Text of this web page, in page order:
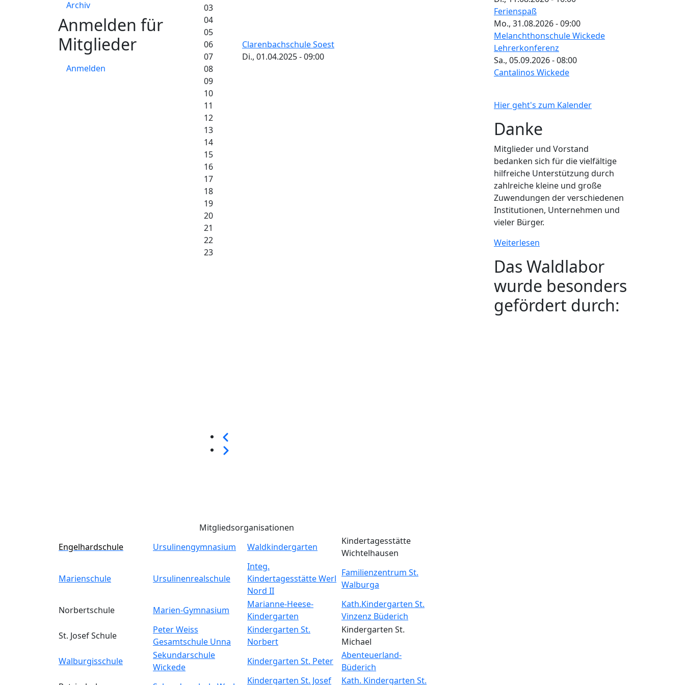
03
04
05
06
07
08
09
10
11
12
13
14
15
16
17
18
19
20
21
22
23
Clarenbachschule Soest
Di., 01.04.2025 - 09:00
Seitennummerierung
Weiter
Archiv
Anmelden für
Mitglieder
Anmelden
Ferienspaß
Mo., 31.08.2026 - 09:00
Melanchthonschule Wickede
Lehrerkonferenz
Sa., 05.09.2026 - 08:00
Cantalinos Wickede
Hier geht's zum Kalender
Danke
Mitglieder und Vorstand
bedanken sich für die vielfältige
hilfreiche Unterstützung durch
zahlreiche kleine und große
Zuwendungen der verschiedenen
Institutionen, Unternehmen und
vieler Bürger.
Weiterlesen
Das Waldlabor
wurde besonders
gefördert durch:
Mitgliedsorganisationen
Engelhardschule
Ursulinengymnasium Waldkindergarten
Kindertagesstätte
Wichtelhausen
Marienschule Ursulinenrealschule
Integ.
Kindertagesstätte Werl
Nord II
Familienzentrum St.
Walburga
Norbertschule Marien-Gymnasium
Marianne-Heese-
Kindergarten
Kath.Kindergarten St.
Vinzenz Büderich
St. Josef Schule
Peter Weiss
Gesamtschule Unna
Kindergarten St.
Norbert
Kindergarten St.
Michael
Walburgisschule
Sekundarschule
Wickede
Kindergarten St. Peter
Abenteuerland-
Büderich
Kindergarten St. Josef Kath. Kindergarten St.